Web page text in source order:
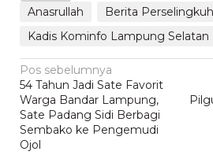
Anasrullah
Berita
Kadis Kominfo Lampung Selatan
Navigasi
pos
Pos sebelumnya
54 Tahun Jadi Sate Favorit
Warga Bandar Lampung,
Sate Padang Sidi Berbagi
Sembako ke Pengemudi
Ojol